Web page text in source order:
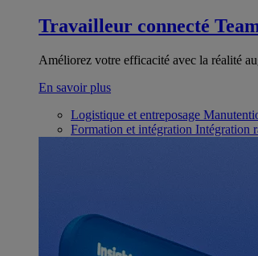
Travailleur connecté
Améliorez votre efficacité avec la réalité
En savoir plus
Logistique et entreposage
Formation et intégration Intégration